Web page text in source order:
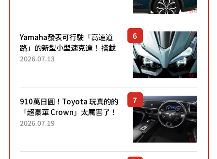
Yamaha發表可行駛「高速道
路」的新型小型速克達！ 搭載
能享受超強勁「渦輪感」的動
2026.07.13
910萬日圓！Toyota 玩真的的
「超豪華 Crown」太厲害了！
採用由「匠人技藝」打造的
2026.07.19